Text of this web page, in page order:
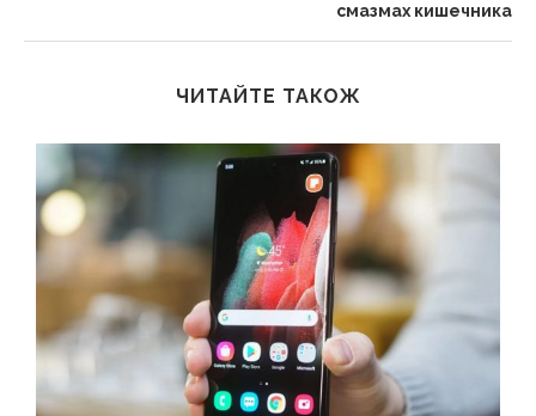
смазмах кишечника
ЧИТАЙТЕ ТАКОЖ